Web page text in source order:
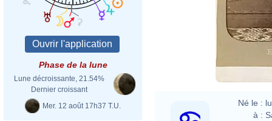
Phase de la lune
Lune décroissante, 21.54%
Dernier croissant
Mer. 12 août 17h37 T.U.
Né le :
à :